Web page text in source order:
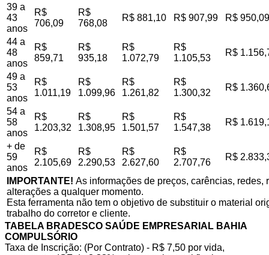
39 a
43
anos
R$
706,09
R$
768,08
R$ 881,10 R$ 907,99 R$ 950,09
44 a
48
anos
R$
859,71
R$
935,18
R$
1.072,79
R$
1.105,53
R$
49 a
53
anos
R$
1.011,19
R$
1.099,96
R$
1.261,82
R$
1.300,32
R$
54 a
58
anos
R$
1.203,32
R$
1.308,95
R$
1.501,57
R$
1.547,38
R$
+ de
59
anos
R$
2.105,69
R$
2.290,53
R$
2.627,60
R$
2.707,76
R$
IMPORTANTE! As informações de preços, carências,
alterações a qualquer momento.
Esta ferramenta não tem o objetivo de substituir o material
trabalho do corretor e cliente.
TABELA BRADESCO SAÚDE EMPRESARIAL BAHIA
COMPULSÓRIO
Taxa de Inscrição: (Por Contrato) - R$ 7,50 por vida,